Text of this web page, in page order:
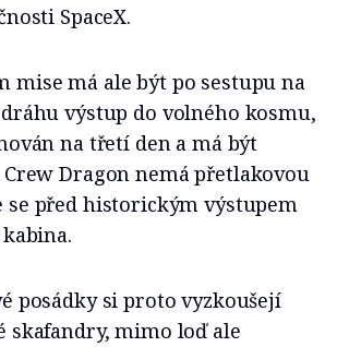
SpaceX.
mise má ale být po sestupu na
výstup do volného kosmu,
na třetí den a má být
Crew Dragon nemá přetlakovou
se před historickým výstupem
posádky si proto vyzkoušejí
skafandry, mimo loď ale